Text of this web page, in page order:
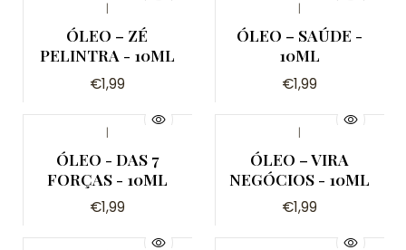
|
ÓLEO – ZÉ
PELINTRA - 10ML
€1,99
|
ÓLEO – SAÚDE -
10ML
€1,99
|
ÓLEO - DAS 7
FORÇAS - 10ML
€1,99
|
ÓLEO – VIRA
NEGÓCIOS - 10ML
€1,99